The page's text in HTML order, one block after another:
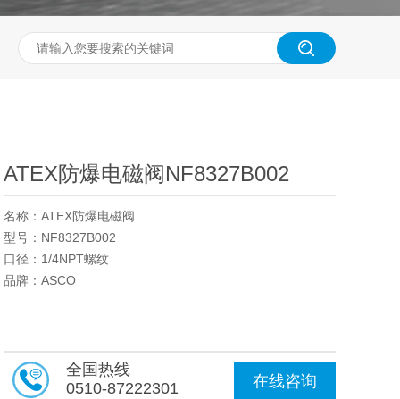
ATEX防爆电磁阀NF8327B002
名称：ATEX防爆电磁阀
型号：NF8327B002
口径：1/4NPT螺纹
品牌：ASCO
在线咨询
全国热线
0510-87222301